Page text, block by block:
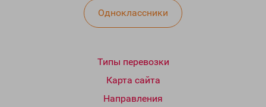
Одноклассники
Типы перевозки
Карта сайта
Направления